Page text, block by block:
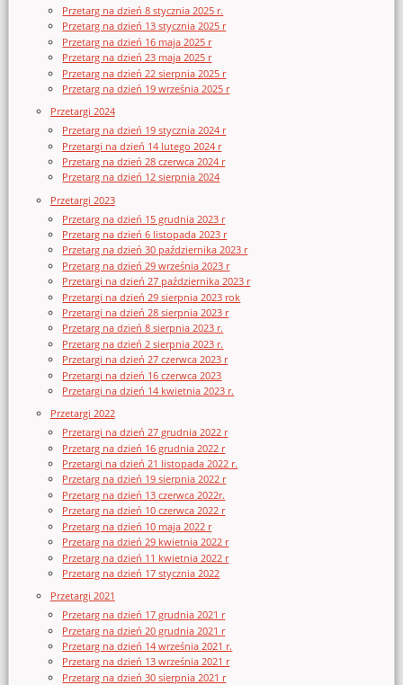
Przetarg na dzień 8 stycznia 2025 r.
Przetarg na dzień 13 stycznia 2025 r
Przetarg na dzień 16 maja 2025 r
Przetarg na dzień 23 maja 2025 r
Przetarg na dzień 22 sierpnia 2025 r
Przetarg na dzień 19 września 2025 r
Przetargi 2024
Przetarg na dzień 19 stycznia 2024 r
Przetargi na dzień 14 lutego 2024 r
Przetarg na dzień 28 czerwca 2024 r
Przetarg na dzień 12 sierpnia 2024
Przetargi 2023
Przetarg na dzień 15 grudnia 2023 r
Przetarg na dzień 6 listopada 2023 r
Przetarg na dzień 30 października 2023 r
Przetarg na dzień 29 września 2023 r
Przetargi na dzień 27 października 2023 r
Przetargi na dzień 29 sierpnia 2023 rok
Przetargi na dzień 28 sierpnia 2023 r
Przetarg na dzień 8 sierpnia 2023 r.
Przetarg na dzień 2 sierpnia 2023 r.
Przetargi na dzień 27 czerwca 2023 r
Przetargi na dzień 16 czerwca 2023
Przetargi na dzień 14 kwietnia 2023 r.
Przetargi 2022
Przetargi na dzień 27 grudnia 2022 r
Przetarg na dzień 16 grudnia 2022 r
Przetargi na dzień 21 listopada 2022 r.
Przetarg na dzień 19 sierpnia 2022 r
Przetarg na dzień 13 czerwca 2022r.
Przetarg na dzień 10 czerwca 2022 r
Przetarg na dzień 10 maja 2022 r
Przetarg na dzień 29 kwietnia 2022 r
Przetarg na dzień 11 kwietnia 2022 r
Przetarg na dzień 17 stycznia 2022
Przetargi 2021
Przetarg na dzień 17 grudnia 2021 r
Przetarg na dzień 20 grudnia 2021 r
Przetarg na dzień 14 września 2021 r.
Przetarg na dzień 13 września 2021 r
Przetarg na dzień 30 sierpnia 2021 r